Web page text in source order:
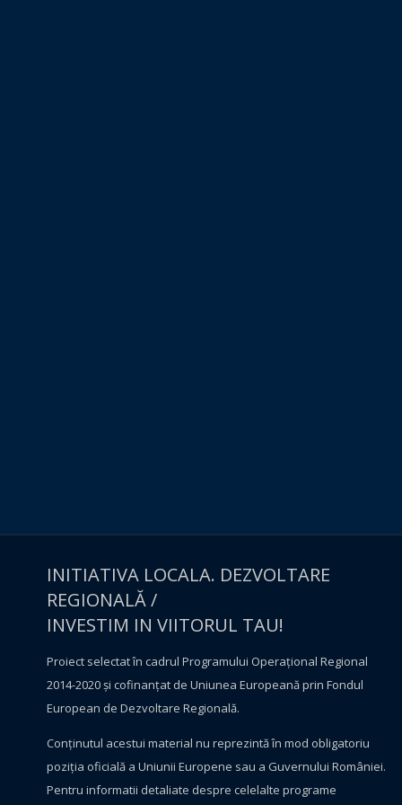
INITIATIVA LOCALA. DEZVOLTARE
REGIONALĂ /
INVESTIM IN VIITORUL TAU!
Proiect selectat în cadrul Programului Operațional Regional
2014-2020 și cofinanțat de Uniunea Europeană prin Fondul
European de Dezvoltare Regională.
Conţinutul acestui material nu reprezintă în mod obligatoriu
poziţia oficială a Uniunii Europene sau a Guvernului României.
Pentru informatii detaliate despre celelalte programe